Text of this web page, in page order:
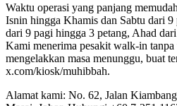
Waktu operasi yang panjang
Isnin hingga Khamis dan Sabtu dari
dari 9 pagi hingga 3 petang, Ahad
Kami menerima pesakit walk-in
mengelakkan masa menunggu, buat
x.com/kiosk/muhibbah.
Alamat kami: No. 62, Jalan